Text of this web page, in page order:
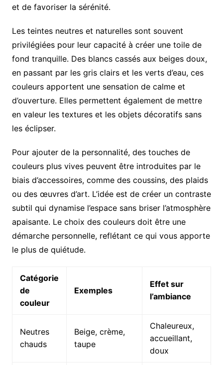
et de favoriser la sérénité.
Les teintes neutres et naturelles sont souvent
privilégiées pour leur capacité à créer une toile de
fond tranquille. Des blancs cassés aux beiges doux,
en passant par les gris clairs et les verts d’eau, ces
couleurs apportent une sensation de calme et
d’ouverture. Elles permettent également de mettre
en valeur les textures et les objets décoratifs sans
les éclipser.
Pour ajouter de la personnalité, des touches de
couleurs plus vives peuvent être introduites par le
biais d’accessoires, comme des coussins, des plaids
ou des œuvres d’art. L’idée est de créer un contraste
subtil qui dynamise l’espace sans briser l’atmosphère
apaisante. Le choix des couleurs doit être une
démarche personnelle, reflétant ce qui vous apporte
le plus de quiétude.
Catégorie
de
couleur
Exemples
Effet sur
l’ambiance
Neutres
chauds
Beige, crème,
taupe
Chaleureux,
accueillant,
doux